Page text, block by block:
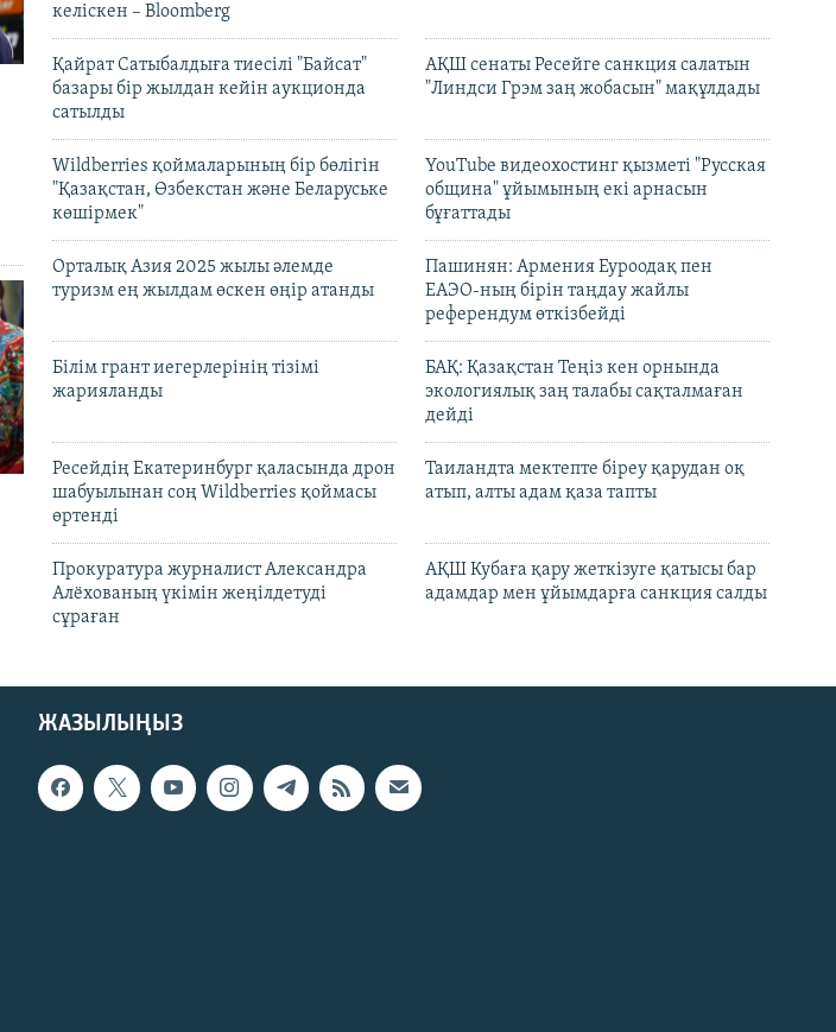
келіскен – Bloomberg
Қайрат Сатыбалдыға тиесілі "Байсат"
базары бір жылдан кейін аукционда
сатылды
АҚШ сенаты Ресейге санкция салатын
"Линдси Грэм заң жобасын" мақұлдады
Wildberries қоймаларының бір бөлігін
"Қазақстан, Өзбекстан және Беларуське
көшірмек"
YouTube видеохостинг қызметі "Русская
община" ұйымының екі арнасын
бұғаттады
Орталық Азия 2025 жылы әлемде
туризм ең жылдам өскен өңір атанды
Пашинян: Армения Еуроодақ пен
ЕАЭО-ның бірін таңдау жайлы
референдум өткізбейді
Білім грант иегерлерінің тізімі
жарияланды
БАҚ: Қазақстан Теңіз кен орнында
экологиялық заң талабы сақталмаған
дейді
Ресейдің Екатеринбург қаласында дрон
шабуылынан соң Wildberries қоймасы
өртенді
Таиландта мектепте біреу қарудан оқ
атып, алты адам қаза тапты
Прокуратура журналист Александра
Алёхованың үкімін жеңілдетуді
сұраған
АҚШ Кубаға қару жеткізуге қатысы бар
адамдар мен ұйымдарға санкция салды
ЖАЗЫЛЫҢЫЗ